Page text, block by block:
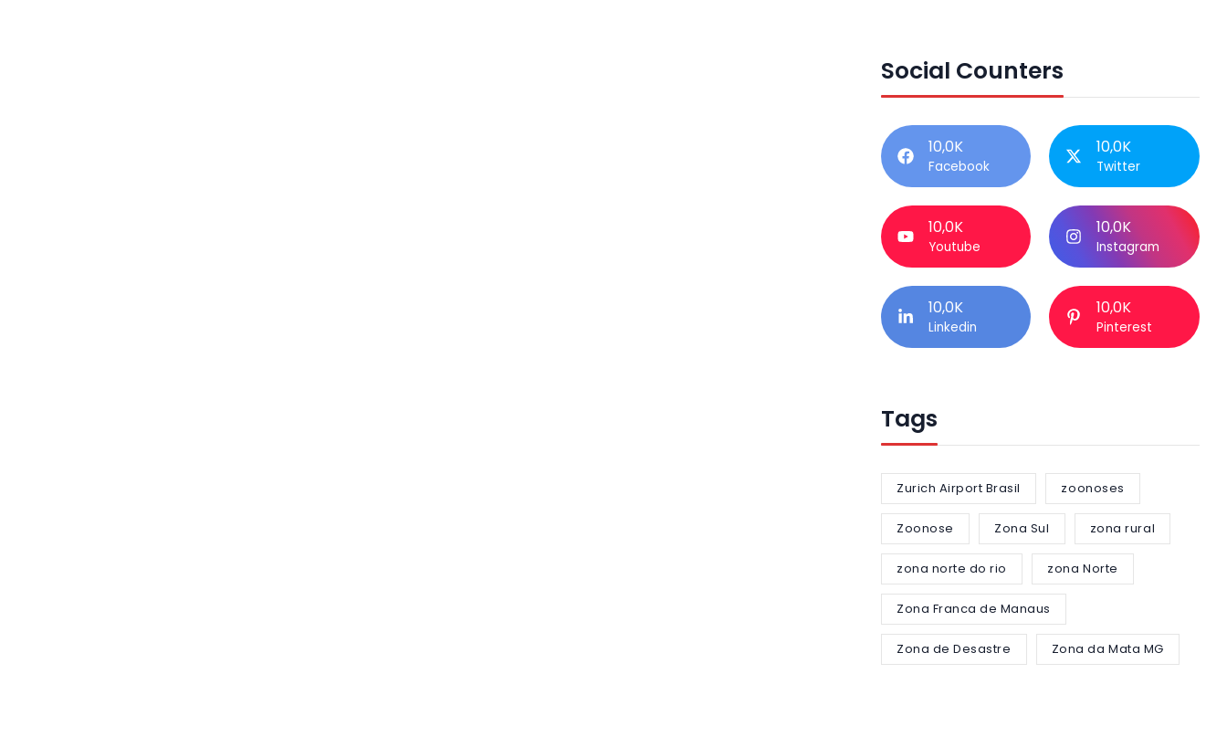
Social Counters
10,0K
Facebook
10,0K
Twitter
10,0K
Youtube
10,0K
Instagram
10,0K
Linkedin
10,0K
Pinterest
Tags
Zurich Airport Brasil zoonoses
Zoonose Zona Sul zona rural
zona norte do rio zona Norte
Zona Franca de Manaus
Zona de Desastre Zona da Mata MG